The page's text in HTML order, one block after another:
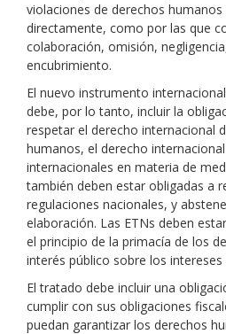
violaciones de derechos
directamente, como por las que
colaboración, omisión,
encubrimiento.
El nuevo instrumento
debe, por lo tanto, incluir la
respetar el derecho internacional
humanos, el derecho
internacionales en materia de
también deben estar obligadas a
regulaciones nacionales, y
elaboración. Las ETNs deben
el principio de la primacía de los
interés público sobre los
El tratado debe incluir una
cumplir con sus obligaciones
puedan garantizar los derechos